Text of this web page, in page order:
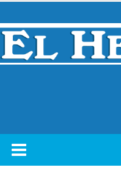
Skip
content